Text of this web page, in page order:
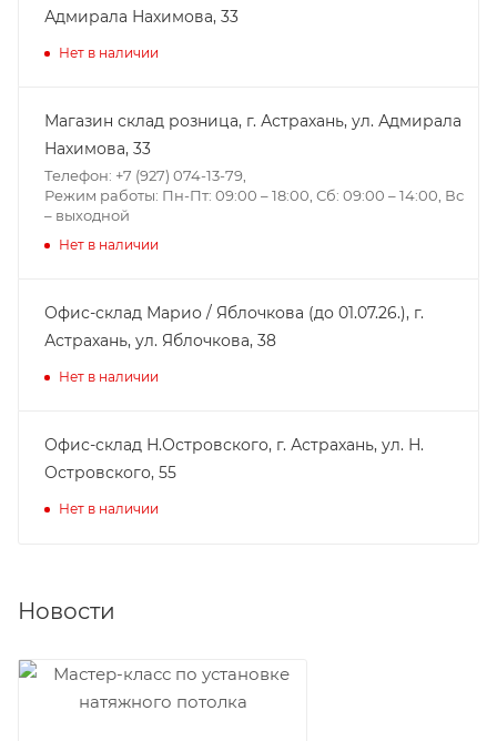
Адмирала Нахимова, 33
Нет в наличии
Магазин склад розница, г. Астрахань, ул. Адмирала
Нахимова, 33
Телефон: +7 (927) 074-13-79,
Режим работы: Пн-Пт: 09:00 – 18:00, Сб: 09:00 – 14:00, Вс
– выходной
Нет в наличии
Офис-склад Марио / Яблочкова (до 01.07.26.), г.
Астрахань, ул. Яблочкова, 38
Нет в наличии
Офис-склад Н.Островского, г. Астрахань, ул. Н.
Островского, 55
Нет в наличии
Новости